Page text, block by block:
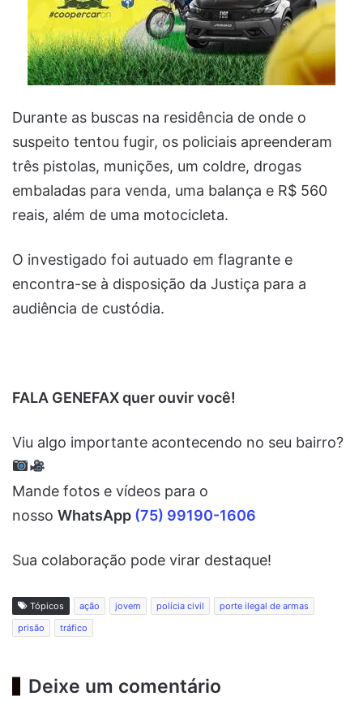
Durante as buscas na residência de onde o
suspeito tentou fugir, os policiais apreenderam
três pistolas, munições, um coldre, drogas
embaladas para venda, uma balança e R$ 560
reais, além de uma motocicleta.
O investigado foi autuado em flagrante e
encontra-se à disposição da Justiça para a
audiência de custódia.
FALA GENEFAX quer ouvir você!
Viu algo importante acontecendo no seu bairro?
Mande fotos e vídeos para o
nosso WhatsApp (75) 99190-1606
Sua colaboração pode virar destaque!
Tópicos ação jovem polícia civil
porte ilegal de armas
prisão
tráfico
Deixe um comentário